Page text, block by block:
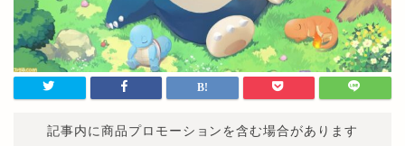
記事内に商品プロモーションを含む場合があります